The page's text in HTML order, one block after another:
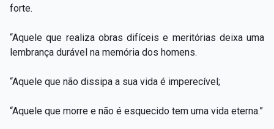
forte.
“Aquele que realiza obras difíceis e meritórias deixa uma
lembrança durável na memória dos homens.
“Aquele que não dissipa a sua vida é imperecível;
“Aquele que morre e não é esquecido tem uma vida eterna.”